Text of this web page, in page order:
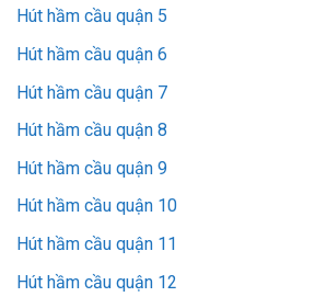
Hút hầm cầu quận 5
Hút hầm cầu quận 6
Hút hầm cầu quận 7
Hút hầm cầu quận 8
Hút hầm cầu quận 9
Hút hầm cầu quận 10
Hút hầm cầu quận 11
Hút hầm cầu quận 12